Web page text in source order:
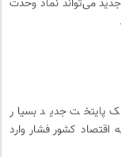
می‌تواند نماد وحدت
پایتخت جدید بسیار
کشور فشار وارد